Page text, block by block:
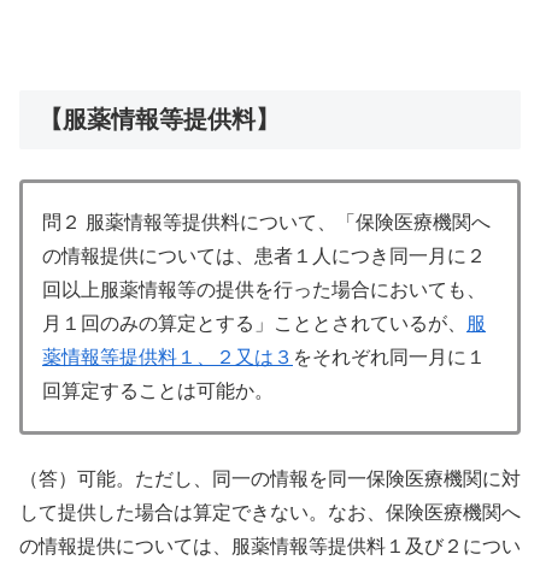
【服薬情報等提供料】
問２ 服薬情報等提供料について、「保険医療機関へ
の情報提供については、患者１人につき同一月に２
回以上服薬情報等の提供を行った場合においても、
月１回のみの算定とする」こととされているが、
服
薬情報等提供料１、２又は３ をそれぞれ同一月に１
回算定することは可能か。
（答）可能。ただし、同一の情報を同一保険医療機関に対
して提供した場合は算定できない。なお、保険医療機関へ
の情報提供については、服薬情報等提供料１及び２につい